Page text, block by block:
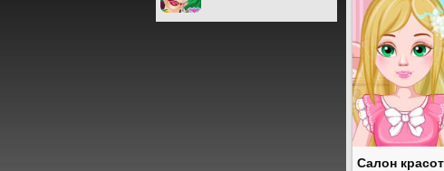
Салон